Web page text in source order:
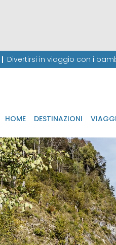
Divertirsi in viaggio con i
HOME DESTINAZIONI VIAGGI